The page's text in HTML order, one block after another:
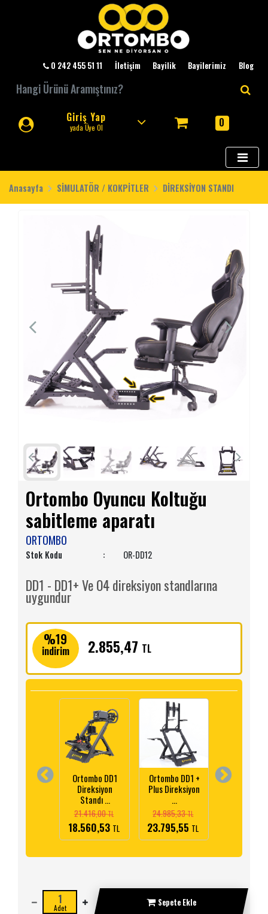
0 242 455 51 11 İletişim Bayilik Bayilerimiz Blog
Giriş Yap
yada Üye Ol 0
Anasayfa SİMULATÖR / KOKPİTLER DİREKSİYON STANDI
Ortombo Oyuncu Koltuğu
sabitleme aparatı
ORTOMBO
Stok Kodu : OR-DD12
DD1 - DD1+ Ve O4 direksiyon standlarına
uygundur
%19
indirim 2.855,47 TL
Ortombo DD1
Direksiyon
Standı ...
21.416,00TL
18.560,53 TL
Ortombo DD1 +
Plus Direksiyon
...
24.985,33TL
23.795,55 TL
Adet
Sepete Ekle